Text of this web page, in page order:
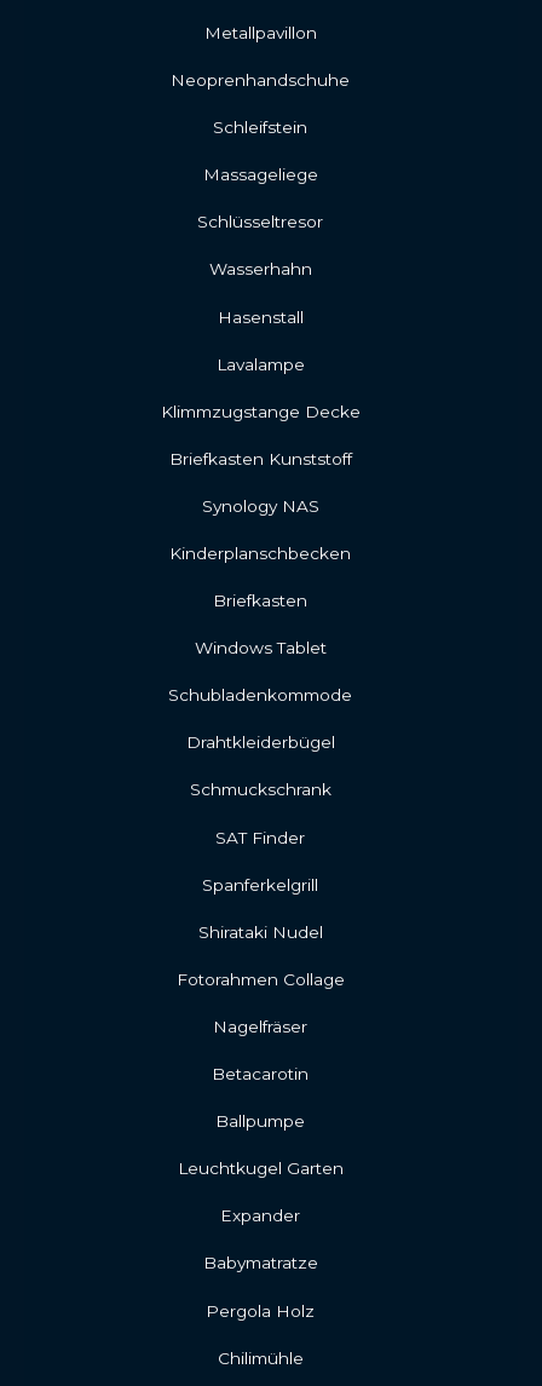
Metallpavillon
Neoprenhandschuhe
Schleifstein
Massageliege
Schlüsseltresor
Wasserhahn
Hasenstall
Lavalampe
Klimmzugstange Decke
Briefkasten Kunststoff
Synology NAS
Kinderplanschbecken
Briefkasten
Windows Tablet
Schubladenkommode
Drahtkleiderbügel
Schmuckschrank
SAT Finder
Spanferkelgrill
Shirataki Nudel
Fotorahmen Collage
Nagelfräser
Betacarotin
Ballpumpe
Leuchtkugel Garten
Expander
Babymatratze
Pergola Holz
Chilimühle